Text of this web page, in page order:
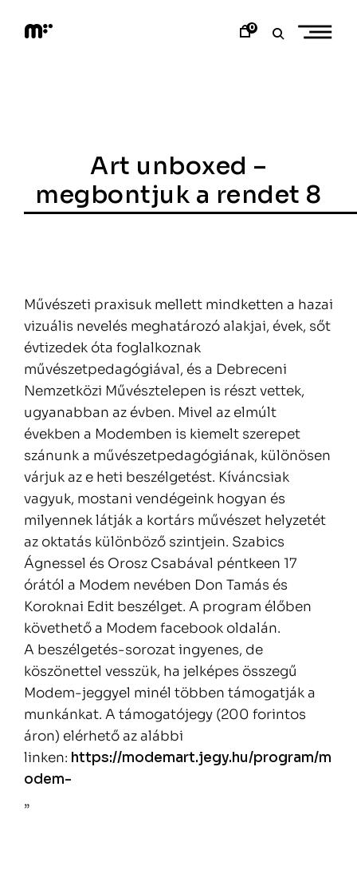
content
0
Art unboxed –
megbontjuk a rendet 8
Művészeti praxisuk mellett mindketten a hazai
vizuális nevelés meghatározó alakjai, évek, sőt
évtizedek óta foglalkoznak
művészetpedagógiával, és a Debreceni
Nemzetközi Művésztelepen is részt vettek,
ugyanabban az évben. Mivel az elmúlt
években a Modemben is kiemelt szerepet
szánunk a művészetpedagógiának, különösen
várjuk az e heti beszélgetést. Kíváncsiak
vagyuk, mostani vendégeink hogyan és
milyennek látják a kortárs művészet helyzetét
az oktatás különböző szintjein. Szabics
Ágnessel és Orosz Csabával péntkeen 17
órától a Modem nevében Don Tamás és
Koroknai Edit beszélget. A program élőben
követhető a Modem facebook oldalán.
A beszélgetés-sorozat ingyenes, de
köszönettel vesszük, ha jelképes összegű
Modem-jeggyel minél többen támogatják a
munkánkat. A támogatójegy (200 forintos
áron) elérhető az alábbi
linken: https://modemart.jegy.hu/program/m
odem-
„